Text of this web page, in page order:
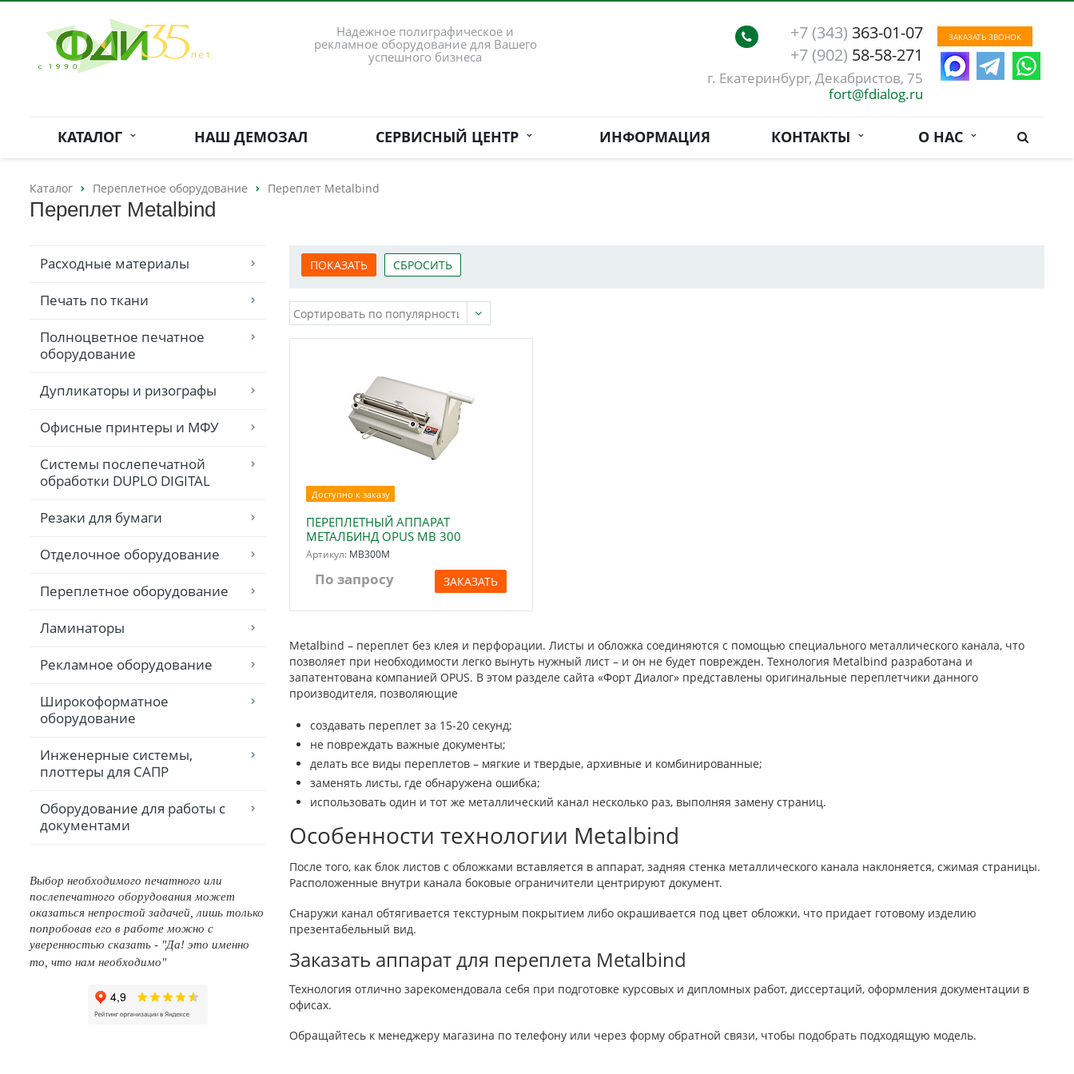
Надежное полиграфическое и
рекламное оборудование для Вашего
успешного бизнеса
ЗАКАЗАТЬ ЗВОНОК
+7 (343) 363-01-07
+7 (902) 58-58-271
г. Екатеринбург, Декабристов, 75
fort@fdialog.ru
КАТАЛОГ НАШ ДЕМОЗАЛ СЕРВИСНЫЙ ЦЕНТР ИНФОРМАЦИЯ КОНТАКТЫ О НАС
Каталог Переплетное оборудование Переплет Metalbind
Переплет Metalbind
Расходные материалы
Печать по ткани
Полноцветное печатное
оборудование
Дупликаторы и ризографы
Офисные принтеры и МФУ
Системы послепечатной
обработки DUPLO DIGITAL
Резаки для бумаги
Отделочное оборудование
Переплетное оборудование
Ламинаторы
Рекламное оборудование
Широкоформатное
оборудование
Инженерные системы,
плоттеры для САПР
Оборудование для работы с
документами
Выбор необходимого печатного или
послепечатного оборудования может
оказаться непростой задачей, лишь только
попробовав его в работе можно с
уверенностью сказать - "Да! это именно
то, что нам необходимо"
Доступно к заказу
ПЕРЕПЛЕТНЫЙ АППАРАТ
МЕТАЛБИНД OPUS MB 300
Артикул: MB300M
По запросу ЗАКАЗАТЬ
Metalbind – переплет без клея и перфорации. Листы и обложка соединяются с помощью специального металлического канала, что
позволяет при необходимости легко вынуть нужный лист – и он не будет поврежден. Технология Metalbind разработана и
запатентована компанией OPUS. В этом разделе сайта «Форт Диалог» представлены оригинальные переплетчики данного
производителя, позволяющие
создавать переплет за 15-20 секунд;
не повреждать важные документы;
делать все виды переплетов – мягкие и твердые, архивные и комбинированные;
заменять листы, где обнаружена ошибка;
использовать один и тот же металлический канал несколько раз, выполняя замену страниц.
Особенности технологии Metalbind
После того, как блок листов с обложками вставляется в аппарат, задняя стенка металлического канала наклоняется, сжимая страницы.
Расположенные внутри канала боковые ограничители центрируют документ.
Снаружи канал обтягивается текстурным покрытием либо окрашивается под цвет обложки, что придает готовому изделию
презентабельный вид.
Заказать аппарат для переплета Metalbind
Технология отлично зарекомендовала себя при подготовке курсовых и дипломных работ, диссертаций, оформления документации в
офисах.
Обращайтесь к менеджеру магазина по телефону или через форму обратной связи, чтобы подобрать подходящую модель.